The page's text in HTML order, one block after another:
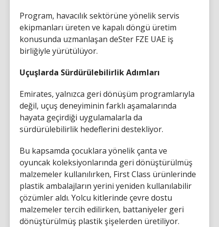
Program, havacılık sektörüne yönelik servis
ekipmanları üreten ve kapalı döngü üretim
konusunda uzmanlaşan deSter FZE UAE iş
birliğiyle yürütülüyor.
Uçuşlarda Sürdürülebilirlik Adımları
Emirates, yalnızca geri dönüşüm programlarıyla
değil, uçuş deneyiminin farklı aşamalarında
hayata geçirdiği uygulamalarla da
sürdürülebilirlik hedeflerini destekliyor.
Bu kapsamda çocuklara yönelik çanta ve
oyuncak koleksiyonlarında geri dönüştürülmüş
malzemeler kullanılırken, First Class ürünlerinde
plastik ambalajların yerini yeniden kullanılabilir
çözümler aldı. Yolcu kitlerinde çevre dostu
malzemeler tercih edilirken, battaniyeler geri
dönüştürülmüş plastik şişelerden üretiliyor.